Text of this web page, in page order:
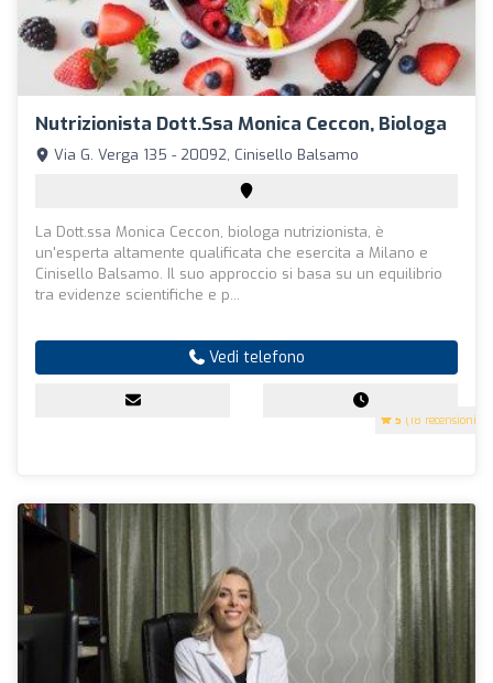
Nutrizionista Dott.ssa Monica Ceccon, Biologa
5 (18 recensioni)
Via G. Verga 135 - 20092, Cinisello Balsamo
La Dott.ssa Monica Ceccon, biologa nutrizionista, è
un'esperta altamente qualificata che esercita a Milano e
Cinisello Balsamo. Il suo approccio si basa su un equilibrio
tra evidenze scientifiche e p...
Vedi telefono